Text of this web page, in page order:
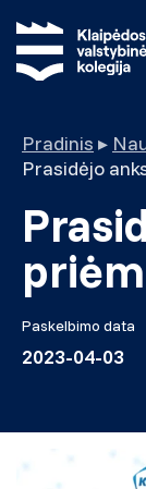
Pradinis ▸
Paskelbimo data
2023-04-03